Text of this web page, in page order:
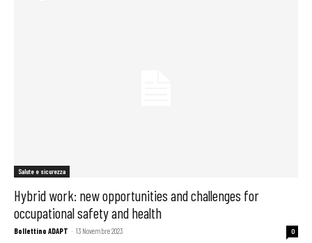
Salute e sicurezza
Hybrid work: new opportunities and challenges for
occupational safety and health
Bollettino ADAPT - 13 Novembre 2023 0